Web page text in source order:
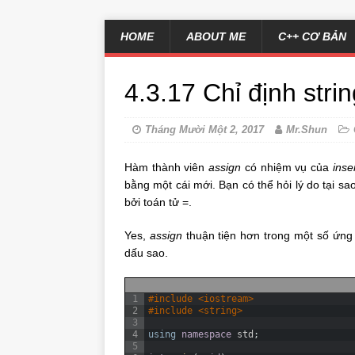
HOME ABOUT ME C++ CƠ BẢN
4.3.17 Chỉ định
Tháng Mười Một 2, 2017 Mr.Shun
Hàm thành viênassign có nhiệm vụ của
bằng một cái mới. Bạn có thể hỏi lý do tại
bởi toán tử =.
Yes, assignthuận tiện hơn trong một số
dấu sao.
1
2
3
4
5
#include <iostream>
#include <string>
using namespace std ;